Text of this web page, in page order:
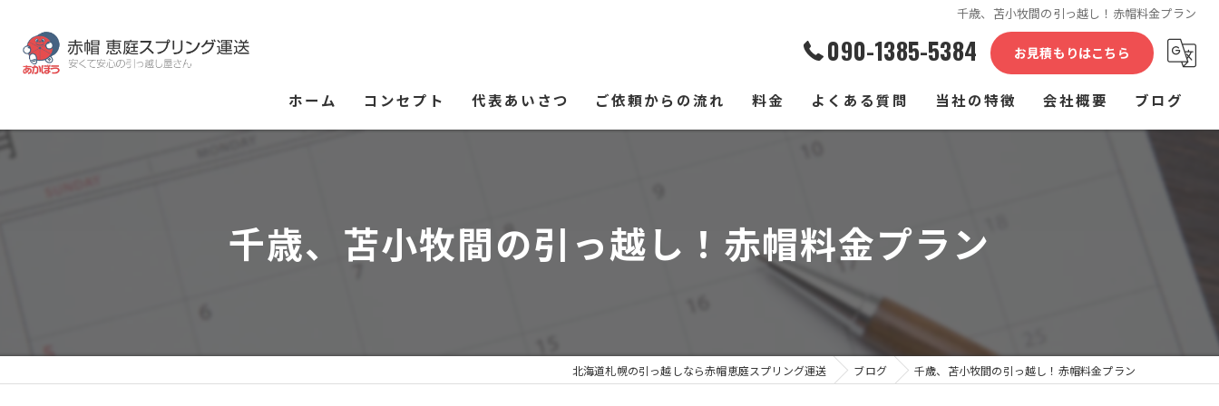
千歳、苫小牧間の引っ越し！赤帽料金プラン
090-1385-5384 お見積もりはこちら
ホーム コンセプト 代表あいさつ ご依頼からの流れ 料金 よくある質問 当社の特徴
介護施設
長距離
会社概要 ブログ
コラム
千歳、苫小牧間の引っ越し！赤帽料金プラン
北海道札幌の引っ越しなら赤帽恵庭スプリング運送 ブログ 千歳、苫小牧間の引っ越し！赤帽料金プラン